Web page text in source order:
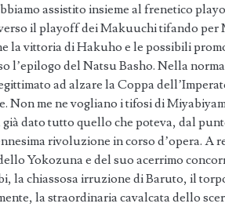
assistito insieme al frenetico
il playoff dei Makuuchi tifando per
la vittoria di Hakuho e le possibili
l’epilogo del Natsu Basho. Nella
ad alzare la Coppa
Non me ne vogliano i tifosi di
dato tutto quello che poteva, dal
rivoluzione in corso d’opera. A
Yokozuna e del suo acerrimo
la chiassosa irruzione di Baruto, il
la straordinaria cavalcata dello